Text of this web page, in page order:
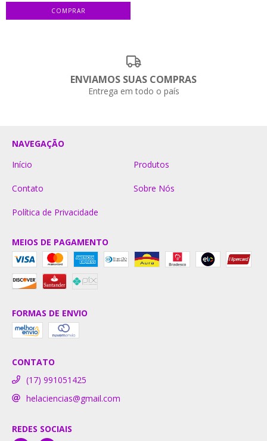
ENVIAMOS SUAS COMPRAS
Entrega em todo o país
NAVEGAÇÃO
Início
Produtos
Contato Sobre Nós
Política de Privacidade
MEIOS DE PAGAMENTO
FORMAS DE ENVIO
CONTATO
(17) 991051425
helaciencias@gmail.com
REDES SOCIAIS